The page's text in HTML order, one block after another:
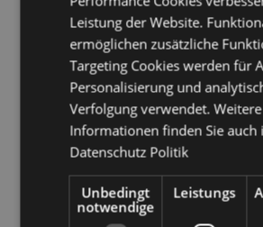
Kundeninformationen.
Produktattribute
Information
Höhe 12cm Breite 14cm
5055071774737
24
Keine
Keine
Leistung der Website.
ermöglichen zusätzliche
Targeting Cookies werden für
Personalisierung und
Verfolgung verwendet. Weitere
Informationen finden Sie auch
Datenschutz Politik
Unbedingt
notwendige
Leistungs